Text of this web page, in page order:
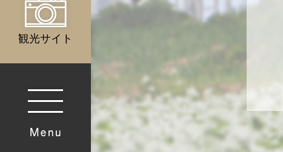
観光サイト